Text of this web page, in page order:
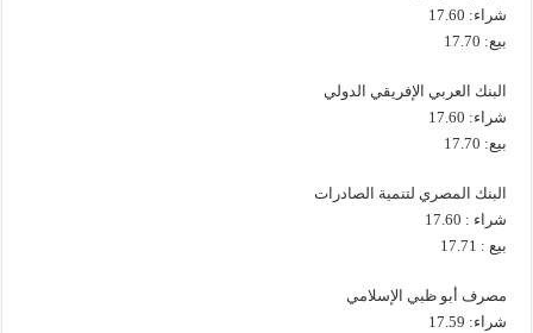
شراء: 17.60
بيع: 17.70
البنك العربي الإفريقي الدولي
شراء: 17.60
بيع: 17.70
البنك المصري لتنمية الصادرات
شراء : 17.60
بيع : 17.71
مصرف أبو ظبي الإسلامي
شراء: 17.59